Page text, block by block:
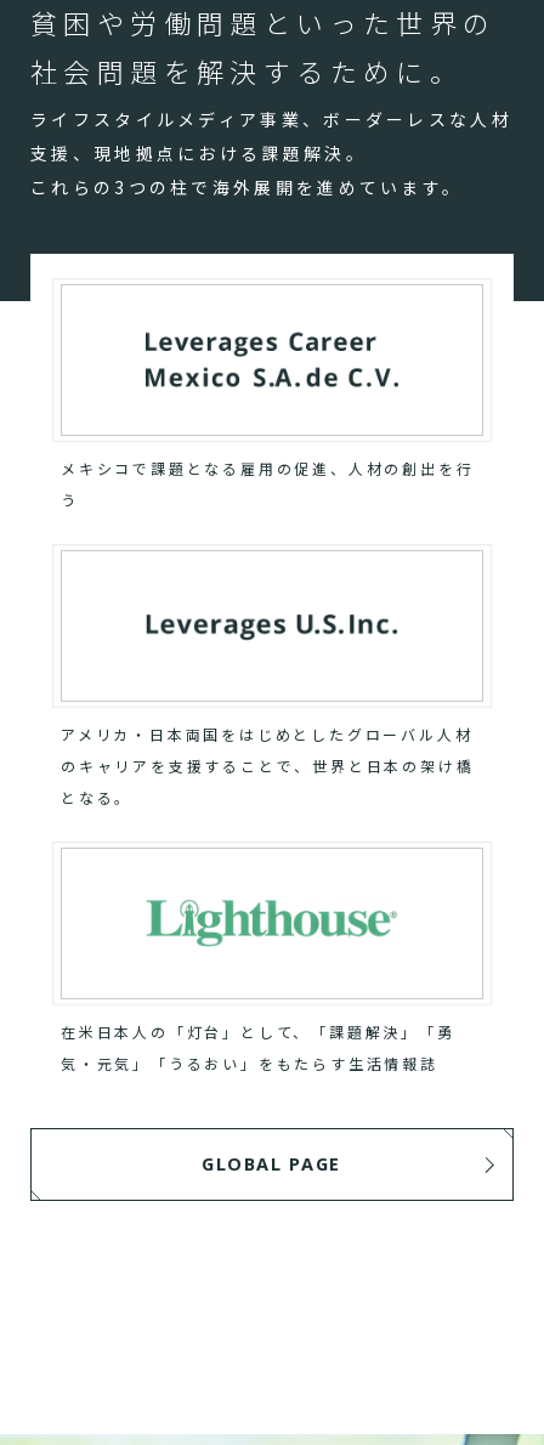
貧困や労働問題といった世界の
社会問題を解決するために。
ライフスタイルメディア事業、ボーダーレスな人材
支援、現地拠点における課題解決。
これらの3つの柱で海外展開を進めています。
メキシコで課題となる雇用の促進、人材の創出を行
う
アメリカ・日本両国をはじめとしたグローバル人材
のキャリアを支援することで、世界と日本の架け橋
となる。
在米日本人の「灯台」として、「課題解決」「勇
気・元気」「うるおい」をもたらす生活情報誌
GLOBAL PAGE